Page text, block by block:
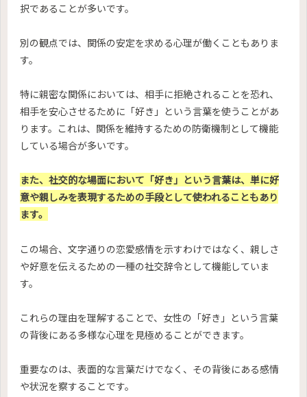
択であることが多いです。
別の観点では、関係の安定を求める心理が働くこともありま
す。
特に親密な関係においては、相手に拒絶されることを恐れ、
相手を安心させるために「好き」という言葉を使うことがあ
ります。これは、関係を維持するための防衛機制として機能
している場合が多いです。
また、社交的な場面において「好き」という言葉は、単に好
意や親しみを表現するための手段として使われることもあり
ます。
この場合、文字通りの恋愛感情を示すわけではなく、親しさ
や好意を伝えるための一種の社交辞令として機能していま
す。
これらの理由を理解することで、女性の「好き」という言葉
の背後にある多様な心理を見極めることができます。
重要なのは、表面的な言葉だけでなく、その背後にある感情
や状況を察することです。